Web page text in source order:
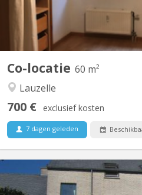
Co-locatie 60 m²
Lauzelle
700 € exclusief kosten
7 dagen geleden